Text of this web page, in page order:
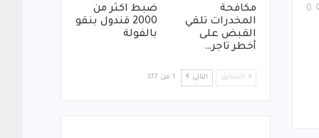
مكافحة
المخدرات تلقي
القبض على
أخطر تاجر…
ضبط اكثر من
2000 قندول بنقو
بالفولة
السابق التالي 1 من 377